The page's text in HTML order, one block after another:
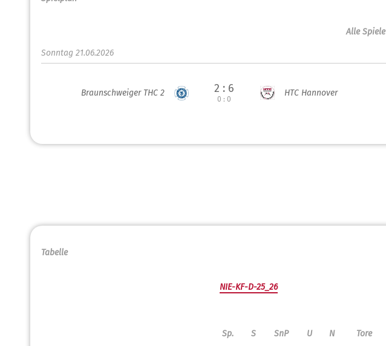
Alle Spiele
Sonntag 21.06.2026
Braunschweiger THC 2 2 : 6
0 : 0
HTC Hannover
Tabelle
NIE-KF-D-25_26
Sp. S SnP U N Tore